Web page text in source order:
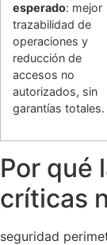
esperado: mejor
trazabilidad de
operaciones y
reducción de
accesos no
autorizados, sin
garantías totales.
Por qué
críticas
seguridad